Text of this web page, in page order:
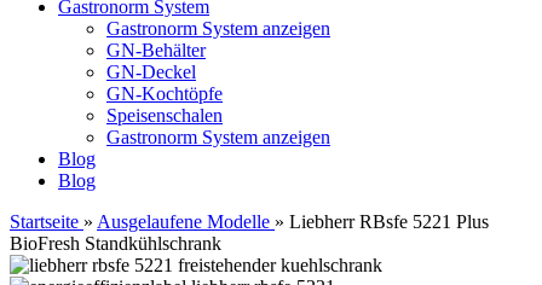
Gastronorm System
Gastronorm System anzeigen
GN-Behälter
GN-Deckel
GN-Kochtöpfe
Speisenschalen
Gastronorm System anzeigen
Blog
Blog
Startseite » Ausgelaufene Modelle » Liebherr RBsfe 5221 Plus
BioFresh Standkühlschrank